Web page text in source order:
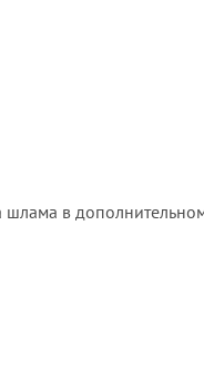
шлама в